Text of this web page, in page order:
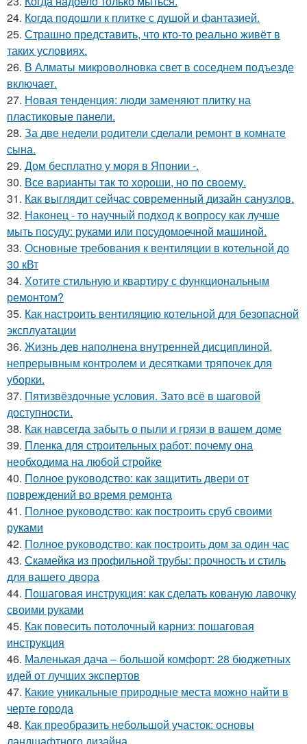
24. Когда подошли к плитке с душой и фантазией.
25. Страшно представить, что кто-то реально живёт в
таких условиях.
26. В Алматы микроволновка свет в соседнем подъезде
включает.
27. Новая тенденция: люди заменяют плитку на
пластиковые панели.
28. За две недели родители сделали ремонт в комнате
сына.
29. Дом бесплатно у моря в Японии -.
30. Все варианты так то хороши, но по своему.
31. Как выглядит сейчас современный дизайн санузлов.
32. Наконец - то научный подход к вопросу как лучше
мыть посуду: руками или посудомоечной машиной.
33. Основные требования к вентиляции в котельной до
30 кВт
34. Хотите стильную и квартиру с функциональным
ремонтом?
35. Как настроить вентиляцию котельной для безопасной
эксплуатации
36. Жизнь дев наполнена внутренней дисциплиной,
непрерывным контролем и десятками тряпочек для
уборки.
37. Пятизвёздочные условия. Зато всё в шаговой
доступности.
38. Как навсегда забыть о пыли и грязи в вашем доме
39. Пленка для строительных работ: почему она
необходима на любой стройке
40. Полное руководство: как защитить двери от
повреждений во время ремонта
41. Полное руководство: как построить сруб своими
руками
42. Полное руководство: как построить дом за один час
43. Скамейка из профильной трубы: прочность и стиль
для вашего двора
44. Пошаговая инструкция: как сделать кованую лавочку
своими руками
45. Как повесить потолочный карниз: пошаговая
инструкция
46. Маленькая дача – большой комфорт: 28 бюджетных
идей от лучших экспертов
47. Какие уникальные природные места можно найти в
черте города
48. Как преобразить небольшой участок: основы